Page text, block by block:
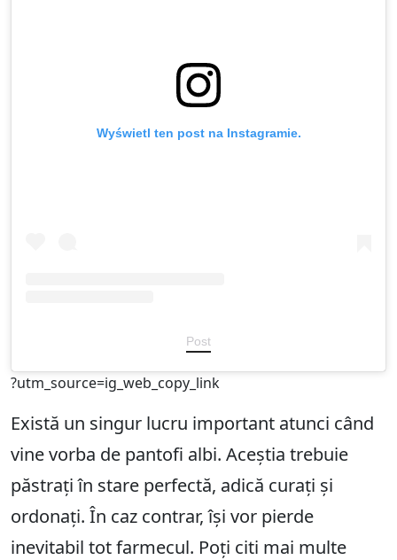
Wyświetl ten post na Instagramie.
Post
?utm_source=ig_web_copy_link
Există un singur lucru important atunci când
vine vorba de pantofi albi. Aceștia trebuie
păstrați în stare perfectă, adică curați și
ordonați. În caz contrar, își vor pierde
inevitabil tot farmecul. Poți citi mai multe